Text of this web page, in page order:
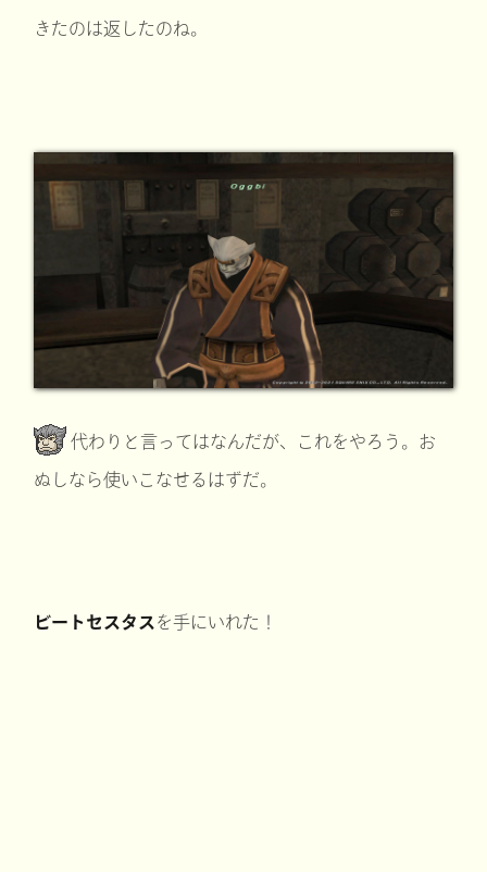
きたのは返したのね。
代わりと言ってはなんだが、これをやろう。お
ぬしなら使いこなせるはずだ。
ビートセスタス を手にいれた！